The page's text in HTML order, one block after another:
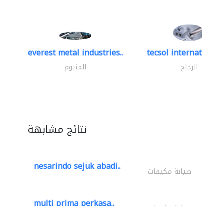
everest metal industries..
المنيوم
tecsol
الزجاج
نتائج مشابهة
nesarindo sejuk abadi.. صيانة مكيفات